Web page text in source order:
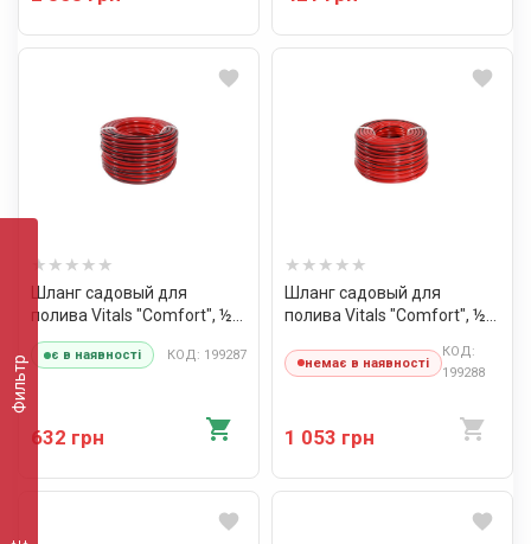
Фильтр
Шланг садовый для
полива Vitals "Comfort", ½"
30 м
є в наявності КОД: 199287
632 грн
Шланг садовый для
полива Vitals "Comfort", ½"
немає в наявності
КОД:
199288
1 053 грн